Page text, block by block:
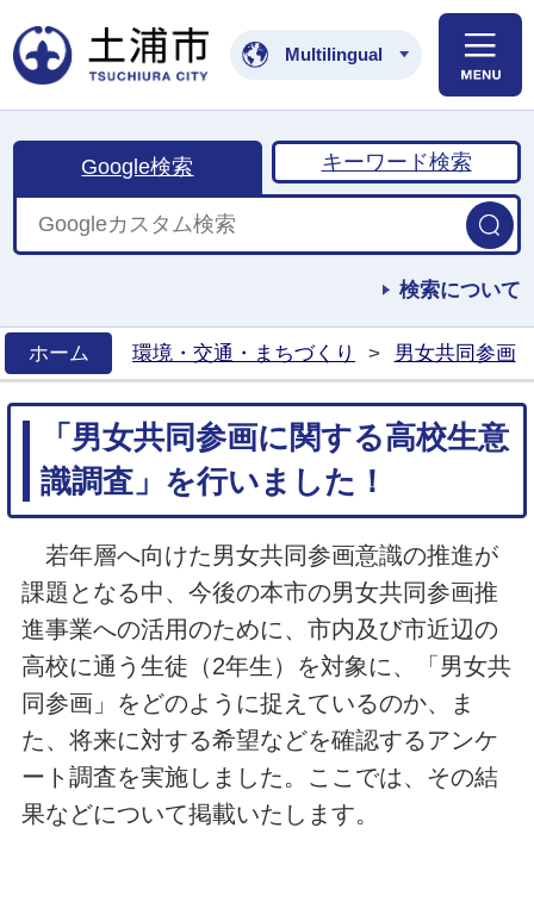
土浦市公式ホームペ
Multilingual
Google検索 キーワード検索
検索について
ホーム
環境・交通・まちづくり > 男女共同参画
「男女共同参画に関する高校生意
識調査」を行いました！
若年層へ向けた男女共同参画意識の推進が
課題となる中、今後の本市の男女共同参画推
進事業への活用のために、市内及び市近辺の
高校に通う生徒（2年生）を対象に、「男女共
同参画」をどのように捉えているのか、ま
た、将来に対する希望などを確認するアンケ
ート調査を実施しました。ここでは、その結
果などについて掲載いたします。